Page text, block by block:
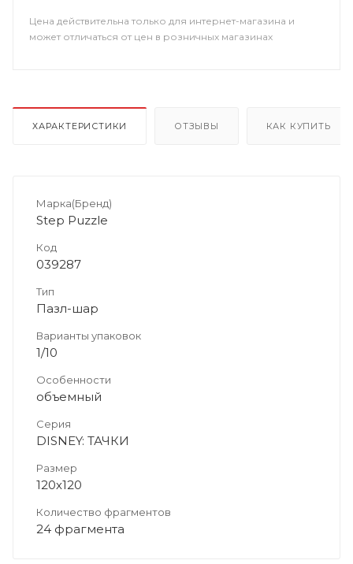
Цена действительна только для интернет-магазина и
может отличаться от цен в розничных магазинах
ХАРАКТЕРИСТИКИ ОТЗЫВЫ КАК КУПИТЬ
Марка(Бренд)
Step Puzzle
Код
039287
Тип
Пазл-шар
Варианты упаковок
1/10
Особенности
объемный
Серия
DISNEY: ТАЧКИ
Размер
120х120
Количество фрагментов
24 фрагмента